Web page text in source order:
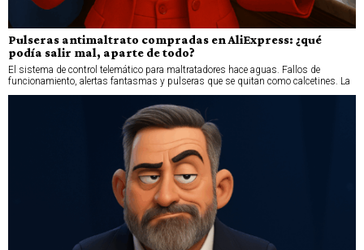
Pulseras antimaltrato compradas en AliExpress: ¿qué
podía salir mal, aparte de todo?
El sistema de control telemático para maltratadores hace aguas. Fallos de
funcionamiento, alertas fantasmas y pulseras que se quitan como calcetines. La